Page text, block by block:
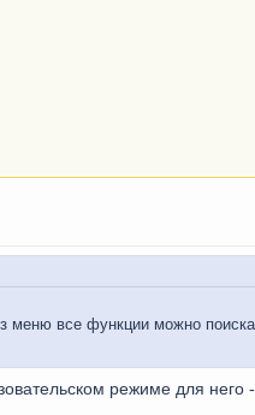
меню все функции можно
режиме для него